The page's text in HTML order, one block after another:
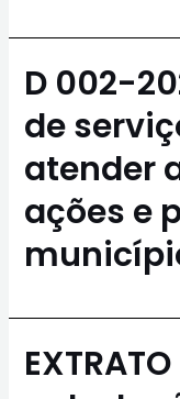
D 002-
de
atender
ações e